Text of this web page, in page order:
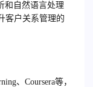
和自然语言处理
客户关系管理的
、Coursera等，